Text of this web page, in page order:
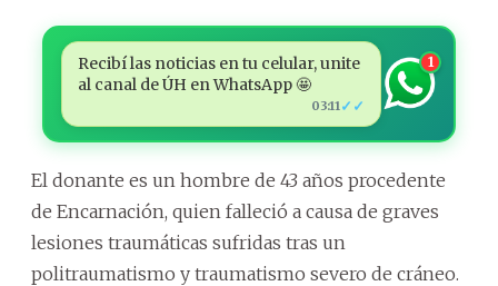
Recibí las noticias en tu celular, unite
al canal de ÚH en WhatsApp 🤩
03:11 ✓✓
1
El donante es un hombre de 43 años procedente
de Encarnación, quien falleció a causa de graves
lesiones traumáticas sufridas tras un
politraumatismo y traumatismo severo de cráneo.